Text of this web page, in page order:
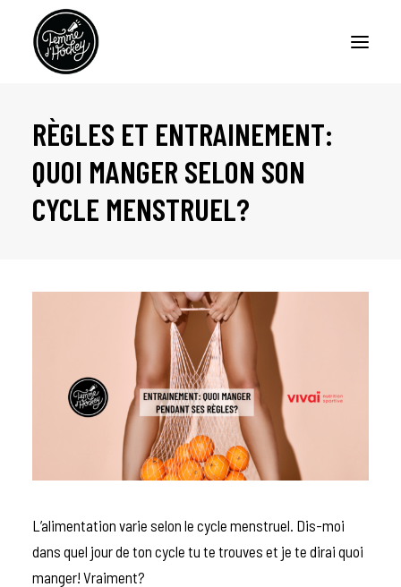
ACCUEIL
BALADOS – FEMME D’HOCKEY
BALADO – LA CERISE SUR LE SUNDAE
À PROPOS
NOUS JOINDRE
RÈGLES ET ENTRAINEMENT:
QUOI MANGER SELON SON
CYCLE MENSTRUEL?
L’alimentation varie selon le cycle menstruel. Dis-moi
dans quel jour de ton cycle tu te trouves et je te dirai quoi
manger! Vraiment?